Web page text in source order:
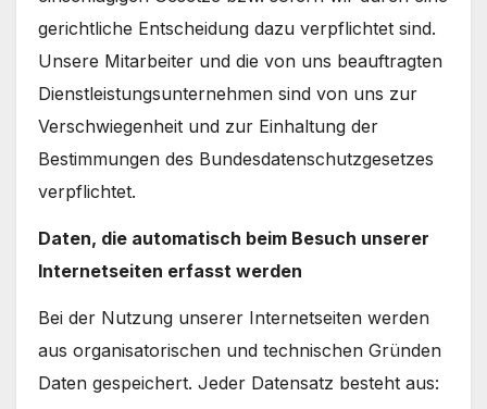
gerichtliche Entscheidung dazu verpflichtet sind.
Unsere Mitarbeiter und die von uns beauftragten
Dienstleistungsunternehmen sind von uns zur
Verschwiegenheit und zur Einhaltung der
Bestimmungen des Bundesdatenschutzgesetzes
verpflichtet.
Daten, die automatisch beim Besuch unserer
Internetseiten erfasst werden
Bei der Nutzung unserer Internetseiten werden
aus organisatorischen und technischen Gründen
Daten gespeichert. Jeder Datensatz besteht aus: